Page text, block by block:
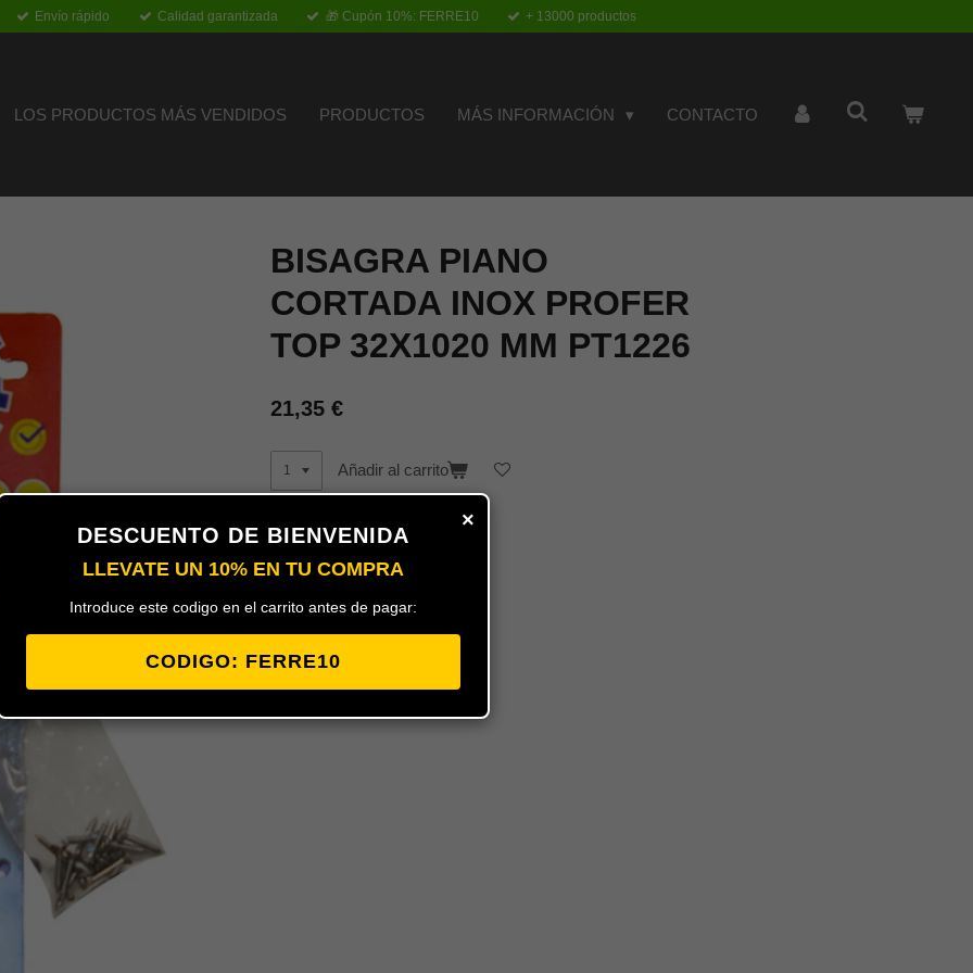
Envío rápido Calidad garantizada 🎁 Cupón 10%: FERRE10 + 13000 productos
LOS PRODUCTOS MÁS VENDIDOS PRODUCTOS MÁS INFORMACIÓN CONTACTO
BISAGRA PIANO
CORTADA INOX PROFER
TOP 32X1020 MM PT1226
21,35 €
Añadir al carrito
×
DESCUENTO DE BIENVENIDA
LLEVATE UN 10% EN TU COMPRA
Introduce este codigo en el carrito antes de pagar:
CODIGO: FERRE10